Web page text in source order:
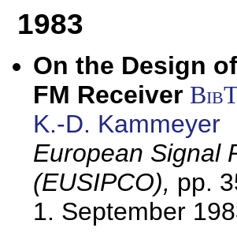
1983
On the Design
FM Receiver
K.-D. Kammeyer
European Signal
(EUSIPCO), pp.
1. September